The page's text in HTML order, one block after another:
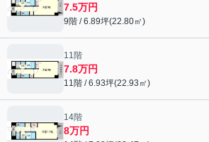
7.5万円
9階 / 6.89坪(22.80㎡)
11階
7.8万円
11階 / 6.93坪(22.93㎡)
14階
8万円